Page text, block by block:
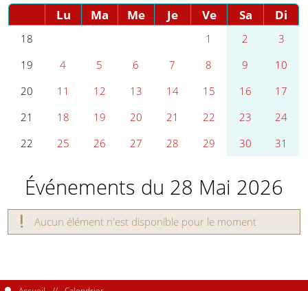
Se Lu Ma Me Je Ve Sa Di
18 1 2
3
19
4 5 6 7 8 9
10
20
11 12 13 14 15 16
17
21
18 19 20 21 22 23
24
22
25 26 27 28 29 30 31
Événements du 28 Mai 2026
Aucun élément n'est disponible pour le moment